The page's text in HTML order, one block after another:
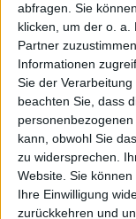
abfragen. Sie
klicken, um der o.
Partner
Informationen
Sie der
beachten Sie, dass
kann, obwohl Sie
zu widersprechen.
Website. Sie
Ihre Einwilligung
zurückkehren und
Ein
juegos-
giochi-
jeux-
🇺🇸 We
from
Join our
among